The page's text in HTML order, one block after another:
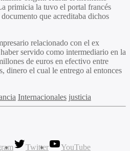
primicia la tuvo el portal francés
que acreditaba dichos
relacionado con el ex
servido como intermediario en la
de euros en efectivo entre
dinero el cual le entrego al entonces
Internacionales justicia
Twitter
YouTube